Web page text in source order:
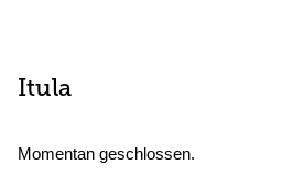
Itula
Momentan geschlossen.